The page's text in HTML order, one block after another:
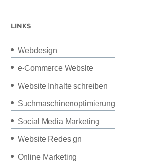
LINKS
Webdesign
e-Commerce Website
Website Inhalte schreiben
Suchmaschinenoptimierung
Social Media Marketing
Website Redesign
Online Marketing